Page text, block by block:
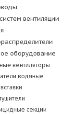
водоснабжение
вентиляции
оборудование
вентиляторы
водяные
секции